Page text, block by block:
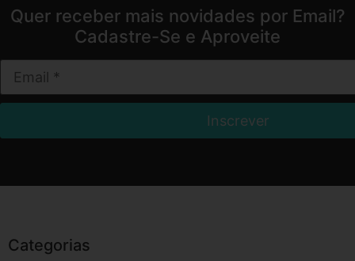
Quer receber mais novidades por Email?
Cadastre-Se e Aproveite
Categorias